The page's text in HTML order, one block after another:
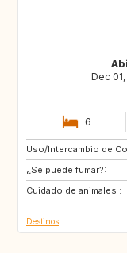
Dec
6
Uso/Intercambio de
¿Se puede fumar?:
Cuidado de animales :
FR
Destinos